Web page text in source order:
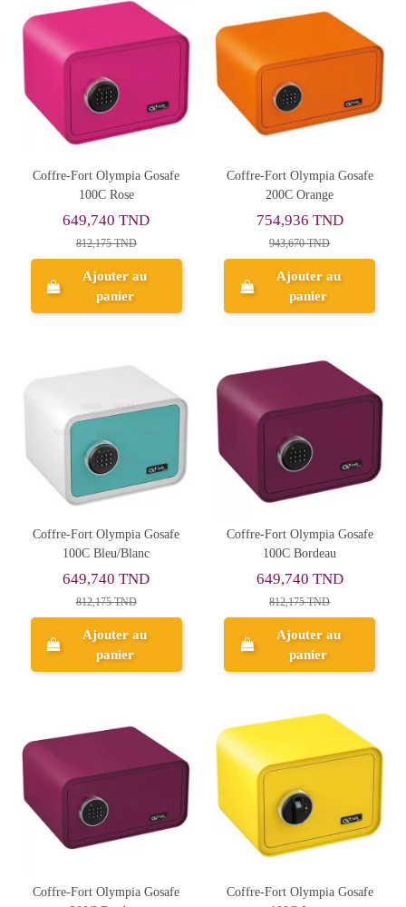
Coffre-Fort Olympia Gosafe
100C Rose
649,740 TND
812,175 TND
Ajouter au
panier
Coffre-Fort Olympia Gosafe
200C Orange
754,936 TND
943,670 TND
Ajouter au
panier
Coffre-Fort Olympia Gosafe
100C Bleu/Blanc
649,740 TND
812,175 TND
Ajouter au
panier
Coffre-Fort Olympia Gosafe
100C Bordeau
649,740 TND
812,175 TND
Ajouter au
panier
Coffre-Fort Olympia Gosafe
Coffre-Fort Olympia Gosafe